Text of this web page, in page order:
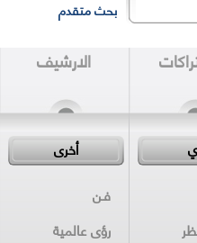
بحث متقدم
الارشيف
أخرى
فـن
رؤى عالمية